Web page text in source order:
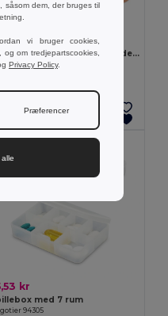
kr
OUCH 15 stykker selvklæbende bandager
MO2447
Tilføj Til Kurv
kr
med 7 rum
94305
såsom dem, der bruges til
vi bruger cookies,
om tredjepartscookies,
Privacy Policy.
Præferencer